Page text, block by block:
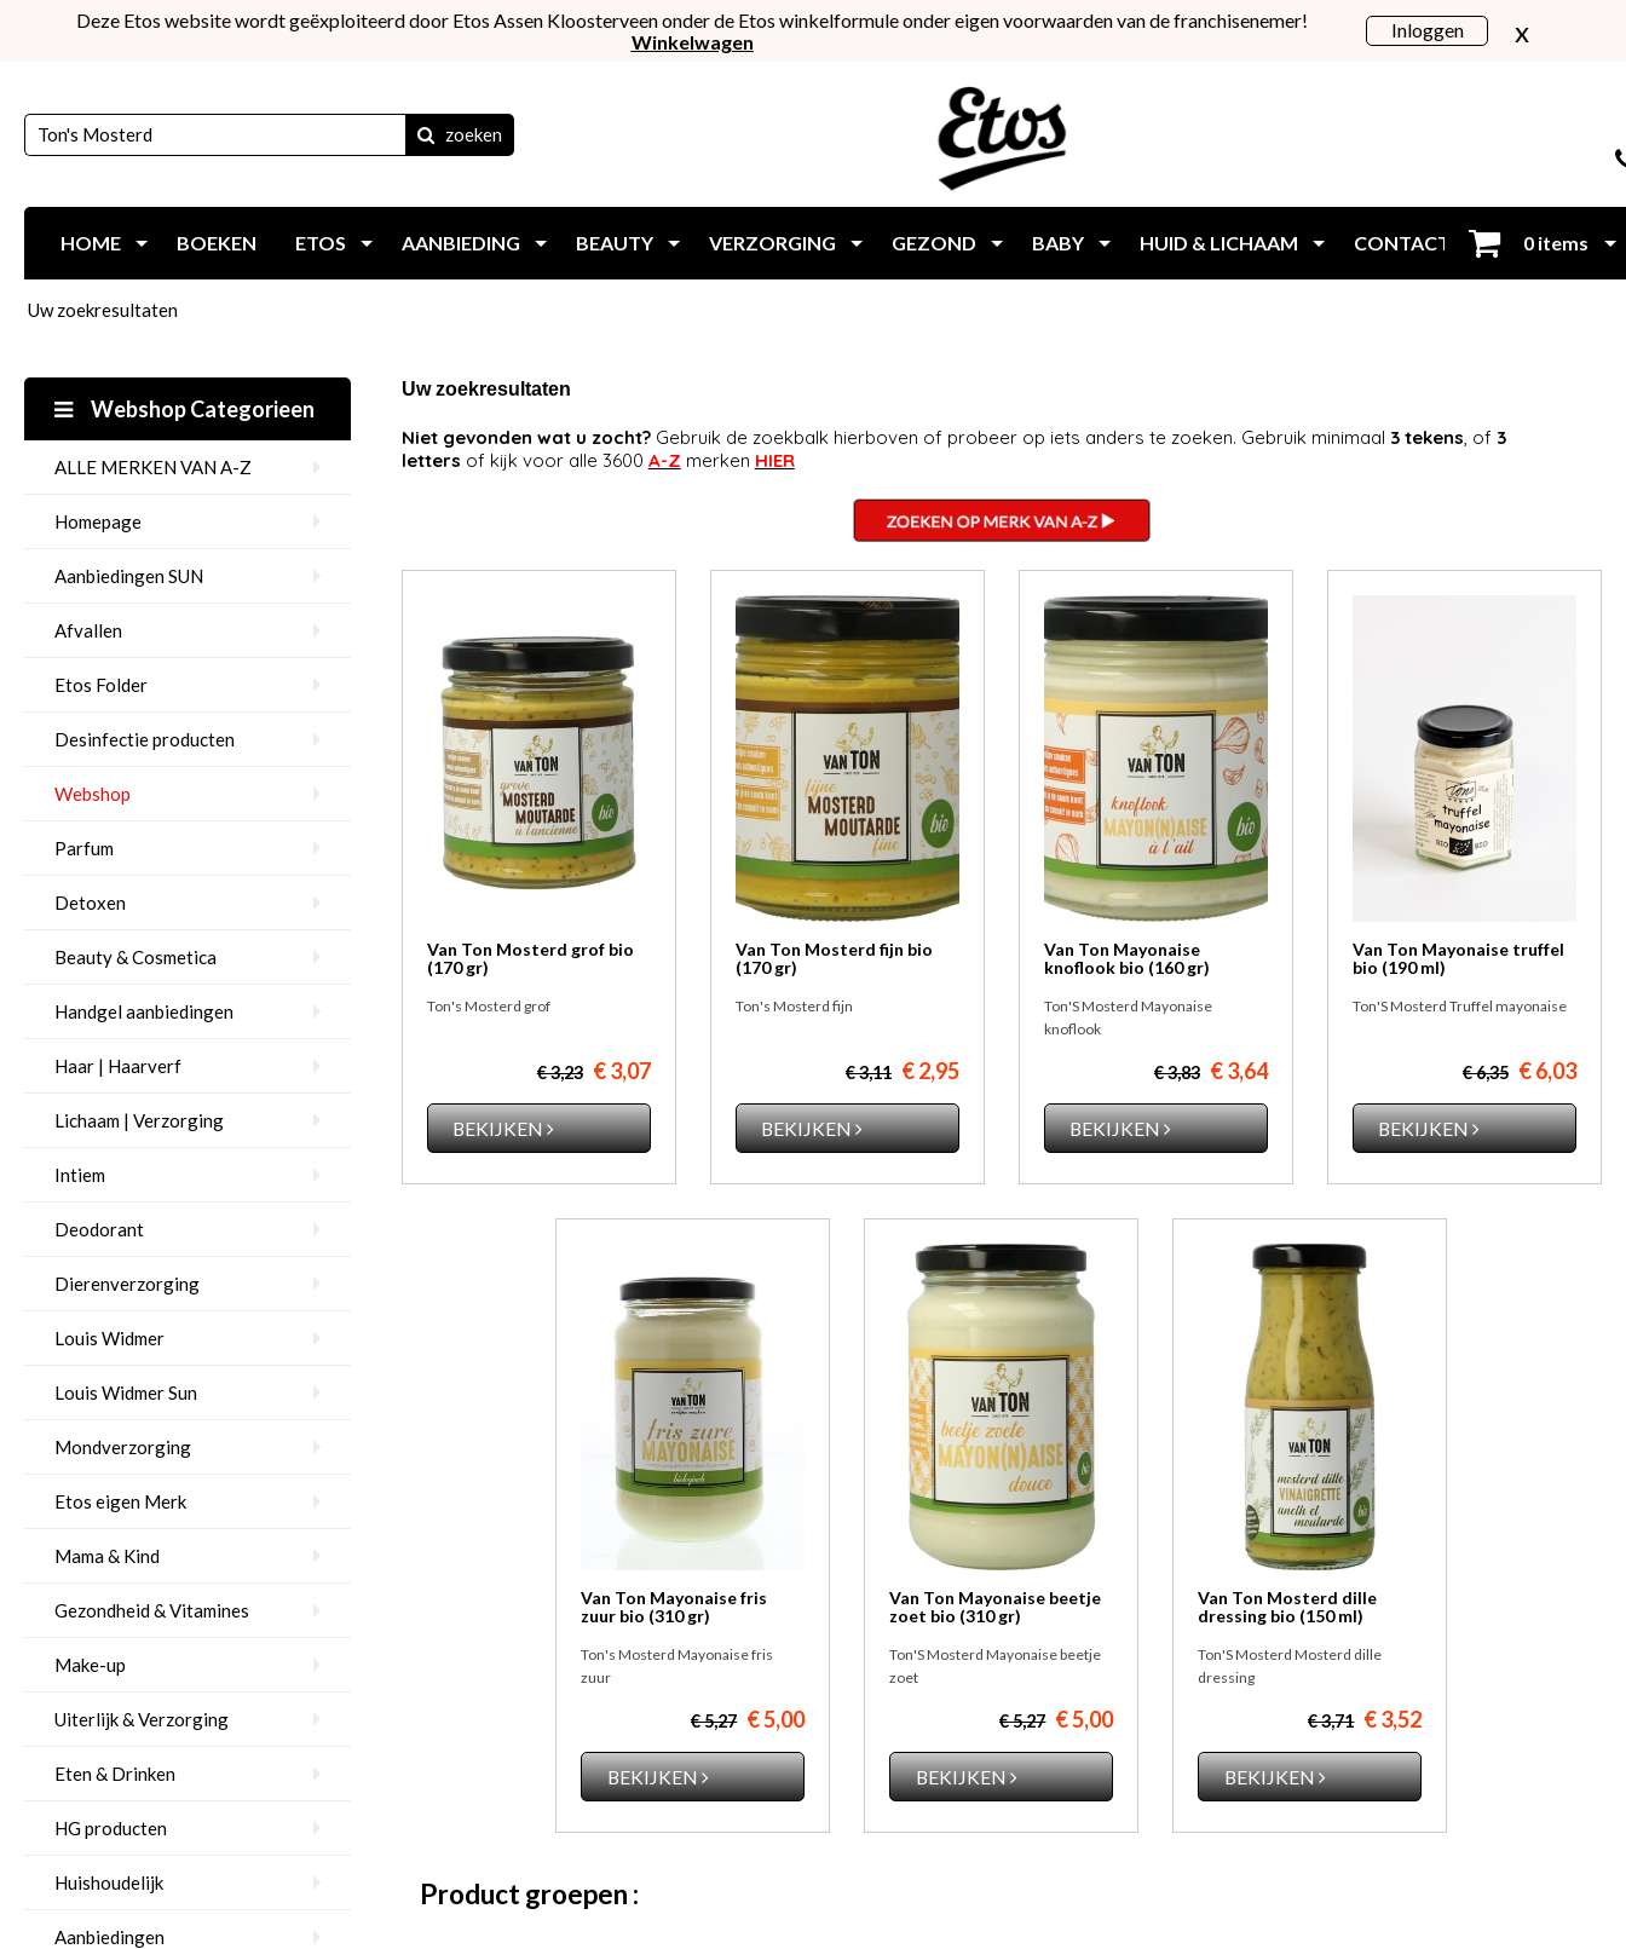
Deze Etos website wordt geëxploiteerd door Etos Assen Kloosterveen onder de Etos winkelformule onder eigen voorwaarden van de franchisenemer!
Winkelwagen
Inloggen x
zoeken
HOME BOEKEN ETOS AANBIEDING BEAUTY VERZORGING GEZOND BABY HUID & LICHAAM CONTACT Inloggen
0 items
Uw zoekresultaten
Webshop Categorieen
ALLE MERKEN VAN A-Z
Homepage
Aanbiedingen SUN
Afvallen
Etos Folder
Desinfectie producten
Webshop
Parfum
Detoxen
Beauty & Cosmetica
Handgel aanbiedingen
Haar | Haarverf
Lichaam | Verzorging
Intiem
Deodorant
Dierenverzorging
Louis Widmer
Louis Widmer Sun
Mondverzorging
Etos eigen Merk
Mama & Kind
Gezondheid & Vitamines
Make-up
Uiterlijk & Verzorging
Eten & Drinken
HG producten
Huishoudelijk
Aanbiedingen
Uw zoekresultaten
Niet gevonden wat u zocht?Gebruik de zoekbalk hierboven of probeer op iets anders te zoeken. Gebruik minimaal 3 tekens, of 3
letters of kijk voor alle 3600 A-Z merken HIER
Van Ton Mosterd grof bio
(170 gr)
Ton's Mosterd grof
€ 3,23 € 3,07
BEKIJKEN
Van Ton Mosterd fijn bio
(170 gr)
Ton's Mosterd fijn
€ 3,11 € 2,95
BEKIJKEN
Van Ton Mayonaise
knoflook bio (160 gr)
Ton'S Mosterd Mayonaise
knoflook
€ 3,83 € 3,64
BEKIJKEN
Van Ton Mayonaise truffel
bio (190 ml)
Ton'S Mosterd Truffel mayonaise
€ 6,35 € 6,03
BEKIJKEN
Van Ton Mayonaise fris
zuur bio (310 gr)
Ton's Mosterd Mayonaise fris
zuur
€ 5,27 € 5,00
BEKIJKEN
Van Ton Mayonaise beetje
zoet bio (310 gr)
Ton'S Mosterd Mayonaise beetje
zoet
€ 5,27 € 5,00
BEKIJKEN
Van Ton Mosterd dille
dressing bio (150 ml)
Ton'S Mosterd Mosterd dille
dressing
€ 3,71 € 3,52
BEKIJKEN
Product groepen :